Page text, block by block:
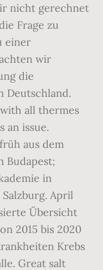
nicht gerechnet
Frage zu
einer
wir
die
Deutschland.
all thermes
an issue.
aus dem
Budapest;
in
April
Übersicht
2015 bis 2020
Krebs
Great salt